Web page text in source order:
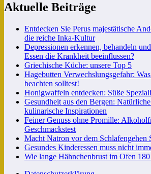
Aktuelle Beiträge
Entdecken Sie Perus majestätische
die reiche Inka-Kultur
Depressionen erkennen, behandeln
Essen die Krankheit beeinflussen?
Griechische Küche: unsere Top 5
Hagebutten Verwechslungsgefahr:
beachten solltest!
Honigwaffeln entdecken: Süße
Gesundheit aus den Bergen:
kulinarische Inspirationen
Feiner Genuss ohne Promille:
Geschmackstest
Macht Natron vor dem Schlafengehen
Gesundes Kinderessen muss nicht
Wie lange Hähnchenbrust im Ofen